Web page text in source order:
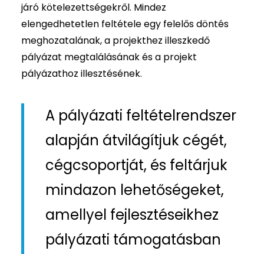
járó kötelezettségekről. Mindez
elengedhetetlen feltétele egy felelős döntés
meghozatalának, a projekthez illeszkedő
pályázat megtalálásának és a projekt
pályázathoz illesztésének.
A pályázati feltételrendszer
alapján átvilágítjuk cégét,
cégcsoportját, és feltárjuk
mindazon lehetőségeket,
amellyel fejlesztéseikhez
pályázati támogatásban